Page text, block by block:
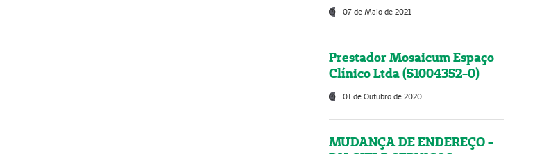
07 de Maio de 2021
Prestador Mosaicum Espaço
Clínico Ltda (51004352-0)
01 de Outubro de 2020
MUDANÇA DE ENDEREÇO -